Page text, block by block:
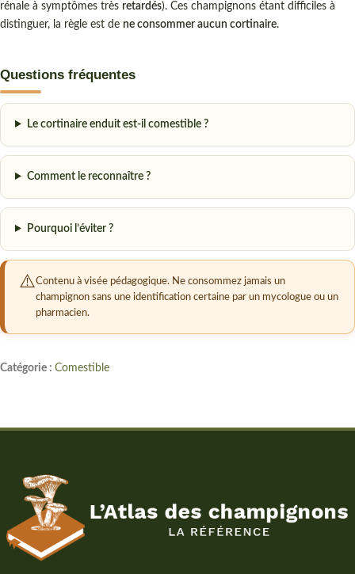
rénale à symptômes très retardés). Ces champignons étant difficiles à
distinguer, la règle est de ne consommer aucun cortinaire.
Questions fréquentes
Le cortinaire enduit est-il comestible ?
Comment le reconnaître ?
Pourquoi l’éviter ?
Contenu à visée pédagogique. Ne consommez jamais un
champignon sans une identification certaine par un mycologue ou un
pharmacien.
Catégorie : Comestible